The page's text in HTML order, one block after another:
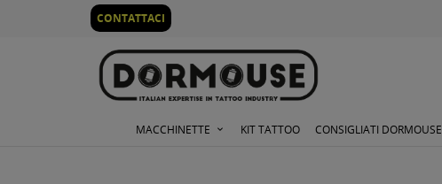
CONTATTACI
MACCHINETTE KIT TATTOO CONSIGLIATI DORMOUSE